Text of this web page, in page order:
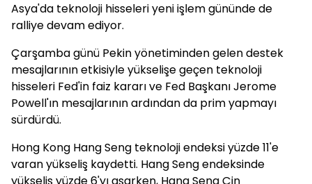
Asya'da teknoloji hisseleri yeni işlem gününde de
ralliye devam ediyor.
Çarşamba günü Pekin yönetiminden gelen destek
mesajlarının etkisiyle yükselişe geçen teknoloji
hisseleri Fed'in faiz kararı ve Fed Başkanı Jerome
Powell'ın mesajlarının ardından da prim yapmayı
sürdürdü.
Hong Kong Hang Seng teknoloji endeksi yüzde 11'e
varan yükseliş kaydetti. Hang Seng endeksinde